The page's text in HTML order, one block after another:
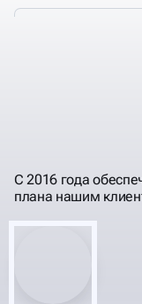
С 2016 года
плана нашим